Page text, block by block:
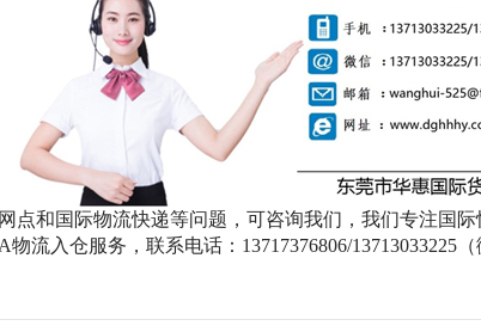
点和国际物流快递等问题，可咨询我们，我们专注国
流入仓服务，联系电话：13717376806/13713033225（